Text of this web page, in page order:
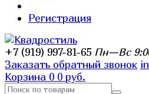
Регистрация
+7 (919) 997-81-65 Пн—Вс
Заказать обратный звонок
Корзина 0 0 руб.